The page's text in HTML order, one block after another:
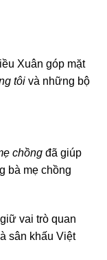
Xuân góp mặt
tôi và những bộ
chồng đã giúp
bà mẹ chồng
vai trò quan
sân khấu Việt